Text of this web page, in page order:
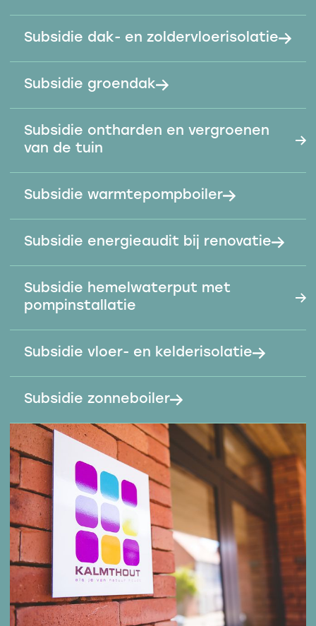
Subsidie dak- en zoldervloerisolatie
Subsidie groendak
Subsidie ontharden en vergroenen
van de tuin
Subsidie warmtepompboiler
Subsidie energieaudit bij renovatie
Subsidie hemelwaterput met
pompinstallatie
Subsidie vloer- en kelderisolatie
Subsidie zonneboiler